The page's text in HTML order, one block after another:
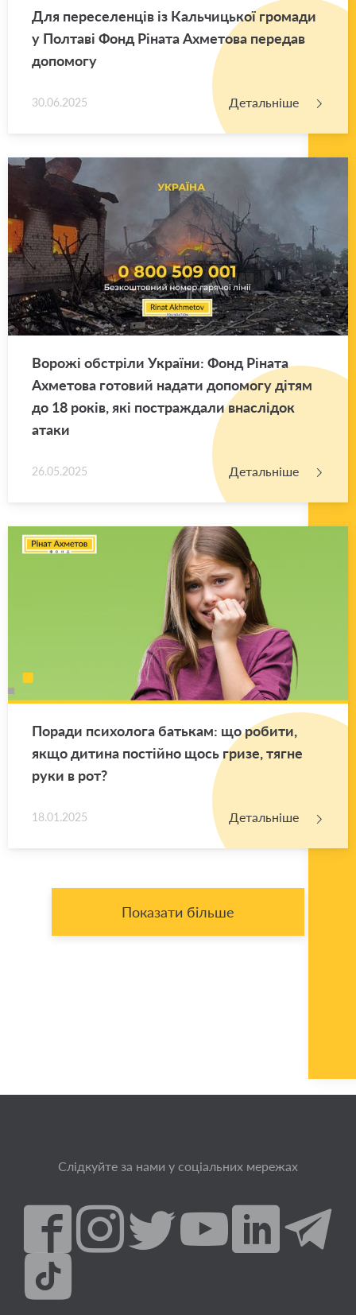
Для пе­ре­се­лен­ців із Каль­чи­цької гро­ма­ди
у Пол­та­ві Фонд Рі­на­та Ахме­то­ва пе­ре­дав
до­по­мо­гу
30.06.2025 Детальніше
Во­ро­жі об­стрі­ли Укра­ї­ни: Фонд Рі­на­та
Ахме­то­ва го­то­вий на­да­ти до­по­мо­гу дітям
до 18 років, які по­стра­жда­ли вна­слі­док
атаки
26.05.2025 Детальніше
По­ра­ди пси­хо­ло­га ба­тькам: що ро­би­ти,
якщо ди­ти­на по­стій­но щось гризе, тягне
руки в рот?
18.01.2025 Детальніше
Показати більше
Слідкуйте за нами у соціальних мережах